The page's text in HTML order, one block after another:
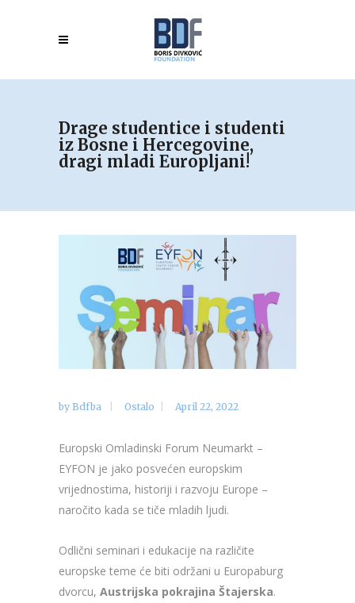
Drage studentice i studenti
iz Bosne i Hercegovine,
dragi mladi Europljani!
by Bdfba Ostalo April 22, 2022
Europski Omladinski Forum Neumarkt –
EYFON je jako posvećen europskim
vrijednostima, historiji i razvoju Europe –
naročito kada se tiče mladih ljudi.
Odlični seminari i edukacije na različite
europske teme će biti održani u Europaburg
dvorcu, Austrijska pokrajina Štajerska.